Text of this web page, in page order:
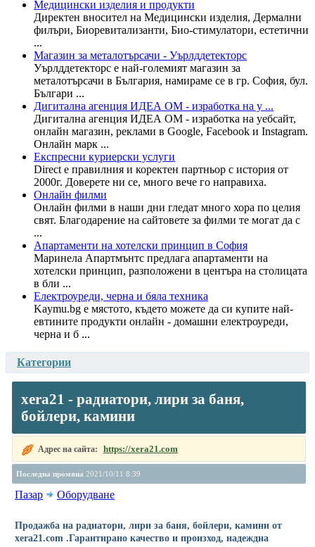
Медицински изделия и продукти
Директен вносител на Медицински изделия, Дермални
филъри, Биоревитализанти, Био-стимулатори, естетични
...
Магазин за металотърсачи - Уърлддетекторс
Уърлддетекторс е най-големият магазин за
металотърсачи в България, намираме се в гр. София, бул.
Българи ...
Дигитална агенция ИДЕА ОМ - изработка на у ...
Дигитална агенция ИДЕА ОМ - изработка на уебсайт,
онлайн магазин, реклами в Google, Facebook и Instagram.
Онлайн марк ...
Експресни куриерски услуги
Direct е правилния и коректен партньор с история от
2000г. Доверете ни се, много вече го направиха.
Онлайн филми
Онлайн филми в наши дни гледат много хора по целия
свят. Благодарение на сайтовете за филми те могат да с
...
Апартаменти на хотелски принцип в София
Маринела Апартмънтс предлага апартаменти на
хотелски принцип, разположени в центъра на столицата
в бли ...
Електроуреди, черна и бяла техника
Kaymu.bg е мястото, където можете да си купите най-
евтините продукти онлайн - домашни електроуреди,
черна и б ...
Категории
xera21 - радиатори, лири за баня,
бойлери, камини
Адрес на сайта: https://xera21.com
Последна промяна 2021/10/11 8:39
Пазар Оборудване
Продажба на радиатори, лири за баня, бойлери, камини от
xera21.com .Гарантирано качество и произход, надеждна